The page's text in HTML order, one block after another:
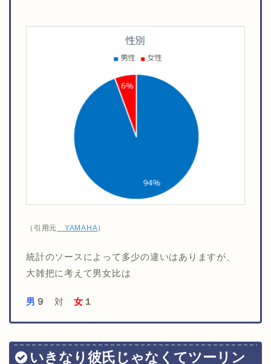
（引用元 YAMAHA）
統計のソースによって多少の違いはありますが、
大雑把に考えて男女比は
男 ９ 対 女 １
いきなり彼氏じゃなくてツーリン